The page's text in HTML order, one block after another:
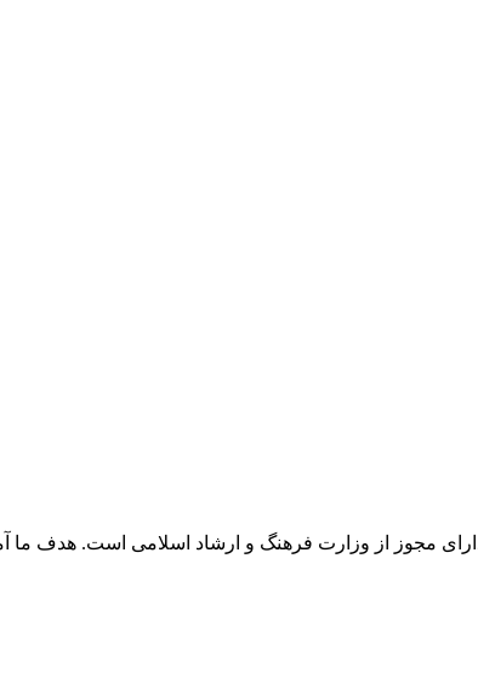
مجوز از وزارت فرهنگ و ارشاد اسلامی است. هدف